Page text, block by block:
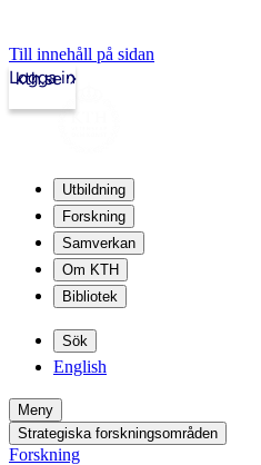
Till innehåll på sidan
kth.se
Logga in
Utbildning
Forskning
Samverkan
Om KTH
Bibliotek
Sök
English
Meny
Strategiska forskningsområden
Forskning